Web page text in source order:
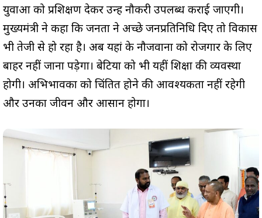
युवाओं को प्रशिक्षण देकर उन्हें नौकरी उपलब्ध कराई जाएगी।
मुख्यमंत्री ने कहा कि जनता ने अच्छे जनप्रतिनिधि दिए तो विकास
भी तेजी से हो रहा है। अब यहां के नौजवानों को रोजगार के लिए
बाहर नहीं जाना पड़ेगा। बेटियों को भी यहीं शिक्षा की व्यवस्था
होगी। अभिभावकों को चिंतित होने की आवश्यकता नहीं रहेगी
और उनका जीवन और आसान होगा।